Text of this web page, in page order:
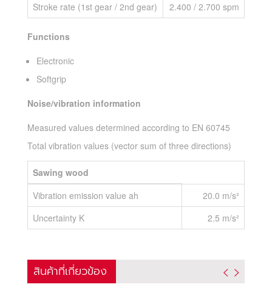
Stroke rate (1st gear / 2nd gear)
2.400 / 2.700 spm
Functions
Electronic
Softgrip
Noise/vibration information
Measured values determined according to EN 60745
Total vibration values (vector sum of three directions)
Sawing wood
Vibration emission value ah
20.0 m/s²
Uncertainty K
2.5 m/s²
สินค้าที่เกี่ยวข้อง